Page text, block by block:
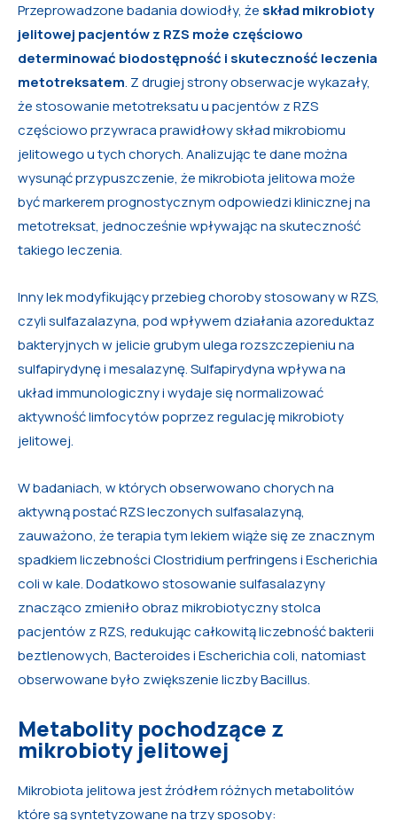
Przeprowadzone badania dowiodły, że skład mikrobioty
jelitowej pacjentów z RZS może częściowo
determinować biodostępność i skuteczność leczenia
metotreksatem. Z drugiej strony obserwacje wykazały,
że stosowanie metotreksatu u pacjentów z RZS
częściowo przywraca prawidłowy skład mikrobiomu
jelitowego u tych chorych. Analizując te dane można
wysunąć przypuszczenie, że mikrobiota jelitowa może
być markerem prognostycznym odpowiedzi klinicznej na
metotreksat, jednocześnie wpływając na skuteczność
takiego leczenia.
Inny lek modyfikujący przebieg choroby stosowany w RZS,
czyli sulfazalazyna, pod wpływem działania azoreduktaz
bakteryjnych w jelicie grubym ulega rozszczepieniu na
sulfapirydynę i mesalazynę. Sulfapirydyna wpływa na
układ immunologiczny i wydaje się normalizować
aktywność limfocytów poprzez regulację mikrobioty
jelitowej.
W badaniach, w których obserwowano chorych na
aktywną postać RZS leczonych sulfasalazyną,
zauważono, że terapia tym lekiem wiąże się ze znacznym
spadkiem liczebności Clostridium perfringens i Escherichia
coli w kale. Dodatkowo stosowanie sulfasalazyny
znacząco zmieniło obraz mikrobiotyczny stolca
pacjentów z RZS, redukując całkowitą liczebność bakterii
beztlenowych, Bacteroides i Escherichia coli, natomiast
obserwowane było zwiększenie liczby Bacillus.
Metabolity pochodzące z
mikrobioty jelitowej
Mikrobiota jelitowa jest źródłem różnych metabolitów
które są syntetyzowane na trzy sposoby: